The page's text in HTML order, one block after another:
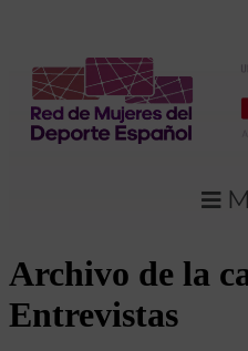
Archivo de la
Entrevistas